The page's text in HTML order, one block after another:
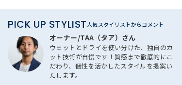
PICK UP STYLIST人気スタイリストからコメント
オーナー/TAA（タア）さん
ウェットとドライを使い分けた、独自のカ
ット技術が自慢です！質感まで徹底的にこ
だわり、個性を活かしたスタイルを提案い
たします。